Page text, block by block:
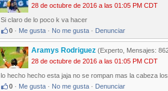
28 de octubre de 2016 a las 01:05 PM CDT
Si claro de lo poco k va hacer
0 · Me gusta · No me gusta · Denunciar
Aramys Rodriguez (Experto, Mensajes:
28 de octubre de 2016 a las 01:05 PM CDT
lo hecho hecho esta jaja no se rompan mas la cabeza
0 · Me gusta · No me gusta · Denunciar